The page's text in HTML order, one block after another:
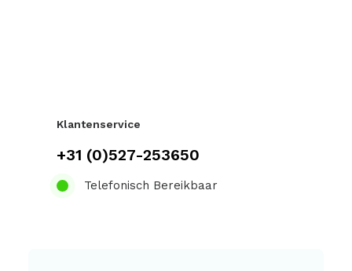
Klantenservice
+31 (0)527-253650
Telefonisch Bereikbaar